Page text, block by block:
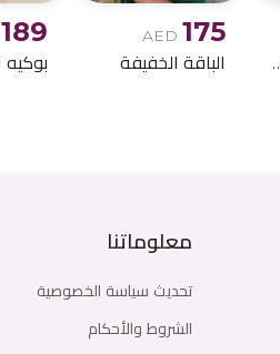
ليلي
AED 175
الباقة الخفيفة
189
معلوماتنا
تحديث سياسة الخصوصية
الشروط والأحكام